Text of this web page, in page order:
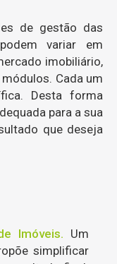
de gestão das
variar em
imobiliário,
Cada um
Desta forma
para a sua
que deseja
Imóveis. Um
simplificar